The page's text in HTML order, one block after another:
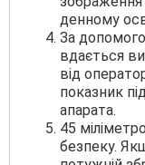
денному
За
вдається
від
показник
апарата.
45
безпеку.